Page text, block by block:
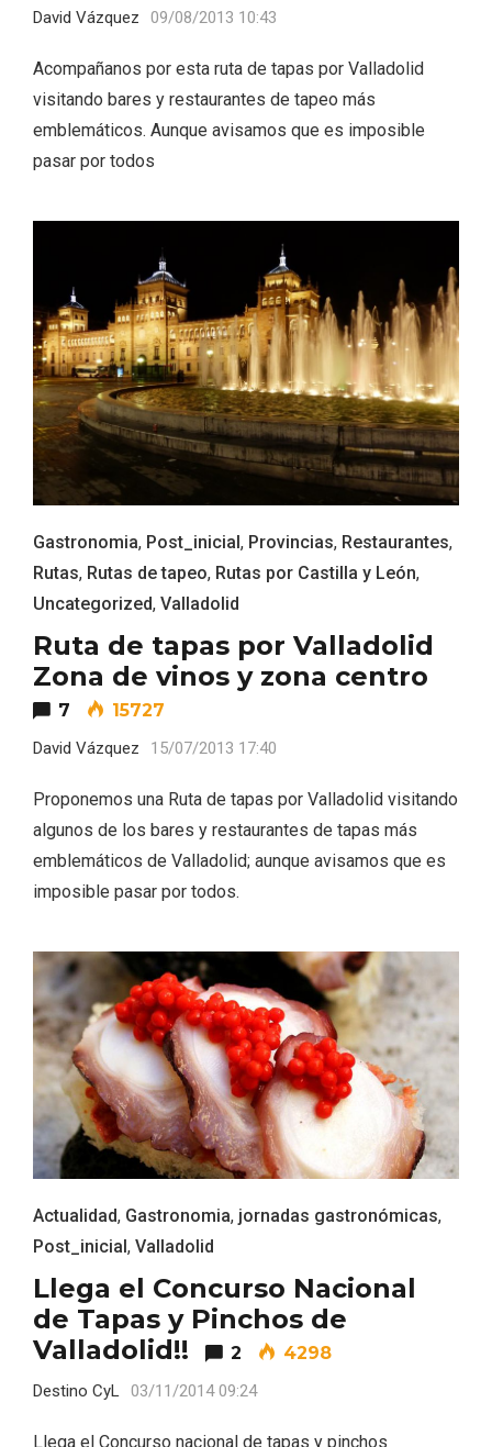
David Vázquez 09/08/2013 10:43
Acompañanos por esta ruta de tapas por Valladolid
visitando bares y restaurantes de tapeo más
emblemáticos. Aunque avisamos que es imposible
pasar por todos
Gastronomia, Post_inicial, Provincias, Restaurantes,
Rutas, Rutas de tapeo, Rutas por Castilla y León,
Uncategorized, Valladolid
Ruta de tapas por Valladolid
Zona de vinos y zona centro
7 15727
David Vázquez 15/07/2013 17:40
Proponemos una Ruta de tapas por Valladolid visitando
algunos de los bares y restaurantes de tapas más
emblemáticos de Valladolid; aunque avisamos que es
imposible pasar por todos.
Actualidad, Gastronomia, jornadas gastronómicas,
Post_inicial, Valladolid
Llega el Concurso Nacional
de Tapas y Pinchos de
Valladolid!!
2 4298
Destino CyL 03/11/2014 09:24
Llega el Concurso nacional de tapas y pinchos
Velay, una imagen renovada para el
vermouth de Valladolid
El Espinar, un pueblo oculto de la Sierra
de Guadarrama en su vertiente
segoviana
Recorre los fiordos leoneses en Riaño